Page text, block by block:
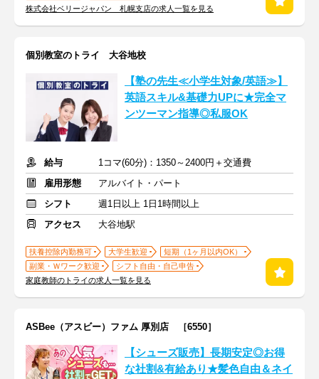
株式会社ベリージャパン 札幌支店の求人一覧を見る
個別教室のトライ 大谷地校
【塾の先生≪小学生対象/英語≫】
英語スキル&基礎力UPに★完全マ
ンツーマン指導◎私服OK
給与
1コマ(60分)：1350～2400円＋交通費
雇用形態
アルバイト・パート
シフト
週1日以上 1日1時間以上
アクセス
大谷地駅
扶養控除内勤務可 大学生歓迎
短期（1ヶ月以内OK）
副業・Ｗワーク歓迎
シフト自由・自己申告
家庭教師のトライの求人一覧を見る
ASBee（アスビー）ファム 厚別店 ［6550］
【シューズ販売】長期安定◎お得
な社割&有給あり★髪色自由＆ネイ